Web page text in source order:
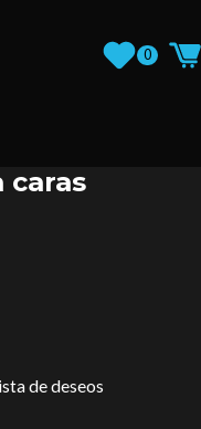
0
caras
de deseos